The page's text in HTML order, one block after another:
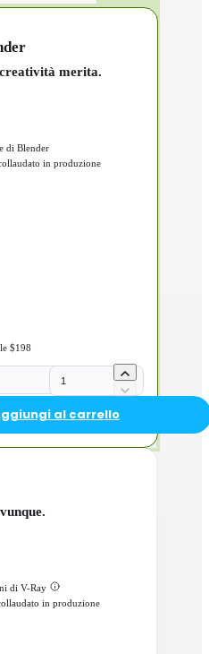
merita.
di Blender
in produzione
$198
al carrello
di V-Ray
in produzione